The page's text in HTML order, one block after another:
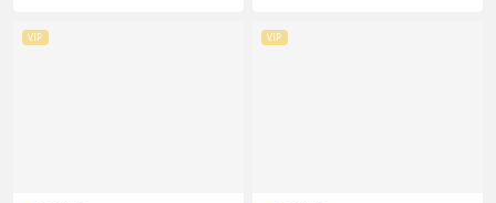
VIP VIP